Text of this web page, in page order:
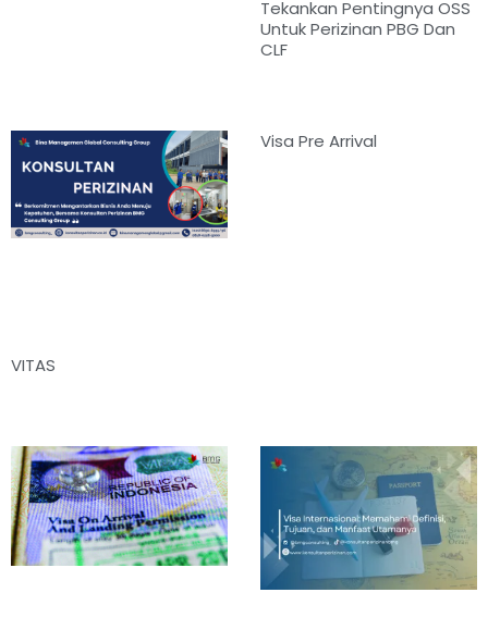
Tekankan Pentingnya OSS
Untuk Perizinan PBG Dan
CLF
VITAS
Visa Pre Arrival